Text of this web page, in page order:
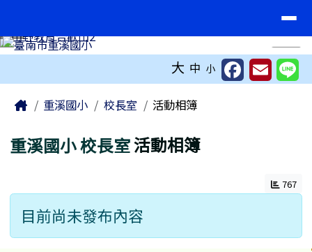
⏸
大 中 小
Home重溪國小 校長室 活動相簿
重溪國小校長室活動相簿
767
目前尚未發布內容